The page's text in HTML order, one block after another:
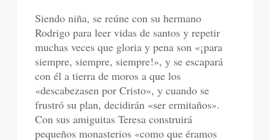
Siendo niña, se reúne con su hermano
Rodrigo para leer vidas de santos y repetir
muchas veces que gloria y pena son «¡para
siempre, siempre, siempre!», y se escapará
con él a tierra de moros a que los
«descabezasen por Cristo», y cuando se
frustró su plan, decidirán «ser ermitaños».
Con sus amiguitas Teresa construirá
pequeños monasterios «como que éramos